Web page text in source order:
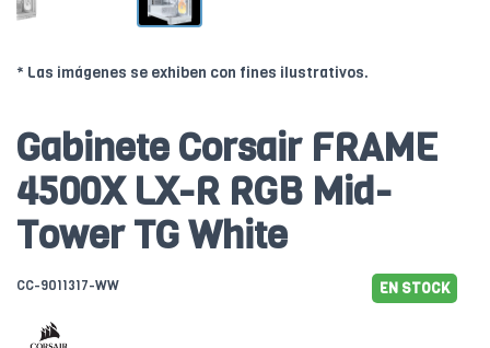
* Las imágenes se exhiben con fines ilustrativos.
Gabinete Corsair FRAME
4500X LX-R RGB Mid-
Tower TG White
CC-9011317-WW EN STOCK